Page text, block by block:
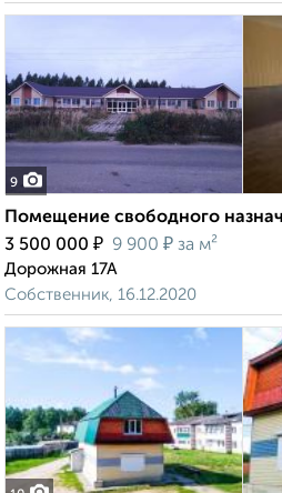
9
Помещение свободного
3 500 000 ₽ 9 900 ₽ за м²
Дорожная 17А
Собственник, 16.12.2020